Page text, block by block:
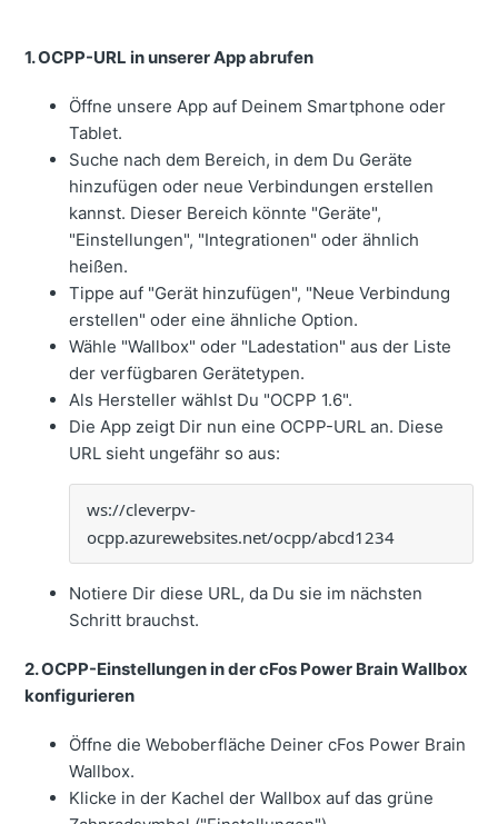
1. OCPP-URL in unserer App abrufen
Öffne unsere App auf Deinem Smartphone oder
Tablet.
Suche nach dem Bereich, in dem Du Geräte
hinzufügen oder neue Verbindungen erstellen
kannst. Dieser Bereich könnte "Geräte",
"Einstellungen", "Integrationen" oder ähnlich
heißen.
Tippe auf "Gerät hinzufügen", "Neue Verbindung
erstellen" oder eine ähnliche Option.
Wähle "Wallbox" oder "Ladestation" aus der Liste
der verfügbaren Gerätetypen.
Als Hersteller wählst Du "OCPP 1.6".
Die App zeigt Dir nun eine OCPP-URL an. Diese
URL sieht ungefähr so aus:
ws://cleverpv-
ocpp.azurewebsites.net/ocpp/abcd1234
Notiere Dir diese URL, da Du sie im nächsten
Schritt brauchst.
2. OCPP-Einstellungen in der cFos Power Brain Wallbox
konfigurieren
Öffne die Weboberfläche Deiner cFos Power Brain
Wallbox.
Klicke in der Kachel der Wallbox auf das grüne